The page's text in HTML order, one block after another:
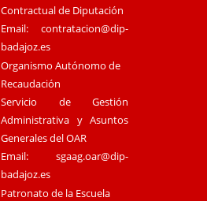
Contractual de Diputación
Email:contratacion@dip-
badajoz.es
Organismo Autónomo de
Recaudación
Servicio de Gestión
Administrativa y Asuntos
Generales del OAR
Email:sgaag.oar@dip-
badajoz.es
Patronato de la Escuela